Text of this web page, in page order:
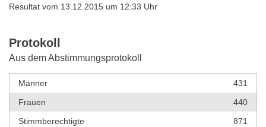
Resultat vom 13.12.2015 um 12:33 Uhr
Protokoll
Aus dem Abstimmungsprotokoll
Männer
431
Frauen
440
Stimmberechtigte
871